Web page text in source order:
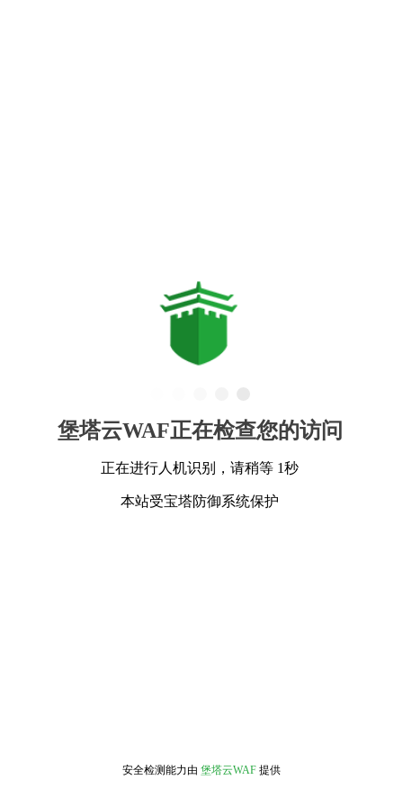
堡塔云WAF正在检查您的访问
正在进行人机识别，请稍等 1秒
本站受宝塔防御系统保护
安全检测能力由 堡塔云WAF 提供